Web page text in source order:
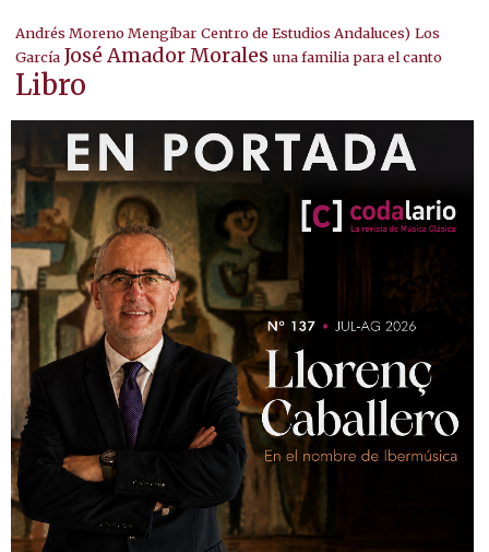
Andrés Moreno Mengíbar Centro de Estudios Andaluces) Los
García José Amador Morales una familia para el canto
Libro